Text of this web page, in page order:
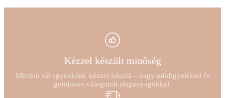
Kézzel készült minőség
Minden sál egyenként, kézzel készül – nagy odafigyeléssel és
gondosan válogatott alapanyagokkal.